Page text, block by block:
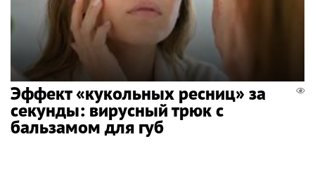
Эффект «кукольных ресниц» за
секунды: вирусный трюк с
бальзамом для губ